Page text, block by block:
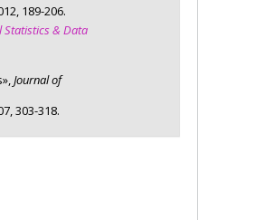
189-206.
& Data
Journal of
303-318.